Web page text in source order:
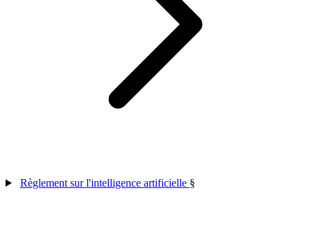
Règlement sur l'intelligence artificielle §